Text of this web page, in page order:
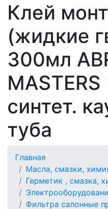
Клей
(жидкие
300мл
синтет.
туба
Главная
Масла, смазки,
Герметик , смазка,
Фильтра салонные